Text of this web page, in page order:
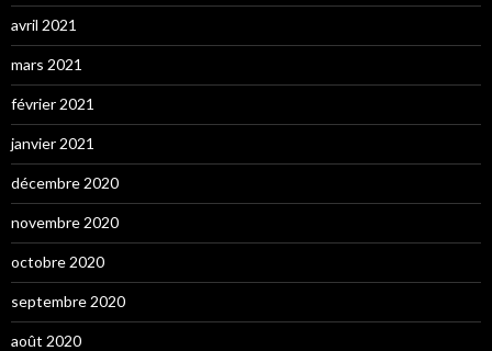
avril 2021
mars 2021
février 2021
janvier 2021
décembre 2020
novembre 2020
octobre 2020
septembre 2020
août 2020